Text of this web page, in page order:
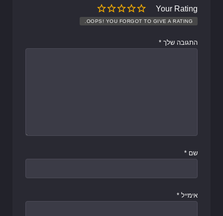
Your Rating
OOPS! YOU FORGOT TO GIVE A RATING.
התגובה שלך *
שם *
אימייל *